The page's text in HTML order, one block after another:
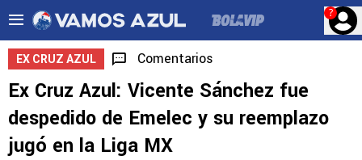
?
EX CRUZ AZUL Comentarios
Ex Cruz Azul: Vicente Sánchez fue
despedido de Emelec y su reemplazo
jugó en la Liga MX